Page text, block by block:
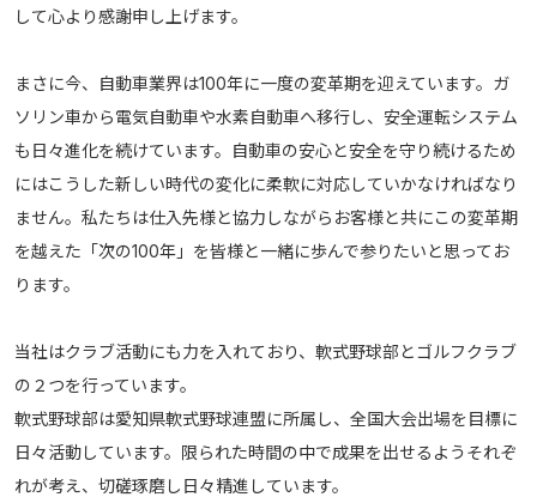
して心より感謝申し上げます。
まさに今、自動車業界は100年に一度の変革期を迎えています。ガ
ソリン車から電気自動車や水素自動車へ移行し、安全運転システム
も日々進化を続けています。自動車の安心と安全を守り続けるため
にはこうした新しい時代の変化に柔軟に対応していかなければなり
ません。私たちは仕入先様と協力しながらお客様と共にこの変革期
を越えた「次の100年」を皆様と一緒に歩んで参りたいと思ってお
ります。
当社はクラブ活動にも力を入れており、軟式野球部とゴルフクラブ
の２つを行っています。
軟式野球部は愛知県軟式野球連盟に所属し、全国大会出場を目標に
日々活動しています。限られた時間の中で成果を出せるようそれぞ
れが考え、切磋琢磨し日々精進しています。